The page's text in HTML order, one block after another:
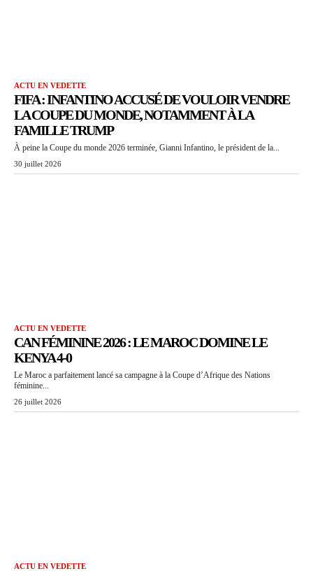
ACTU EN VEDETTE
FIFA : INFANTINO ACCUSÉ DE VOULOIR VENDRE
LA COUPE DU MONDE, NOTAMMENT À LA
FAMILLE TRUMP
À peine la Coupe du monde 2026 terminée, Gianni Infantino, le président de la...
30 juillet 2026
ACTU EN VEDETTE
CAN FÉMININE 2026 : LE MAROC DOMINE LE
KENYA 4-0
Le Maroc a parfaitement lancé sa campagne à la Coupe d’Afrique des Nations
féminine...
26 juillet 2026
ACTU EN VEDETTE